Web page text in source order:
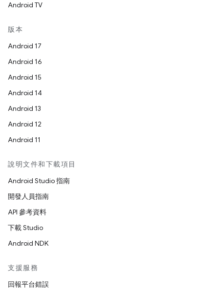
Android TV
版本
Android 17
Android 16
Android 15
Android 14
Android 13
Android 12
Android 11
說明文件和下載項目
Android Studio 指南
開發人員指南
API 參考資料
下載 Studio
Android NDK
支援服務
回報平台錯誤